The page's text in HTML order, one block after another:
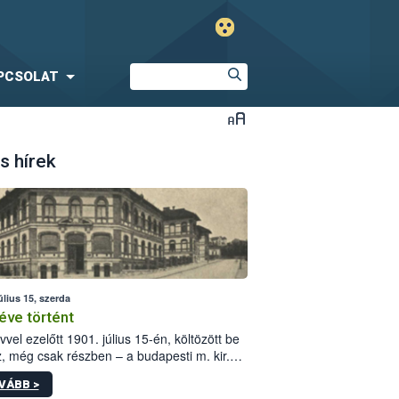
hírek
15, szerda
történt
ezelőtt 1901. július 15-én, költözött be
még csak részben – a budapesti m. kir.
állomás a Kis Rókus utca
alatti, Czigler Győző által tervezett új
>